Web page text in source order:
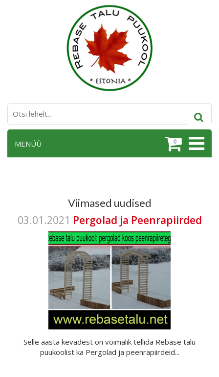
0
MENÜÜ
Viimased uudised
03.01.2021 Pergolad ja Peenrapiirded
Selle aasta kevadest on võimalik tellida Rebase talu
puukoolist ka Pergolad ja peenrapiirdeid...